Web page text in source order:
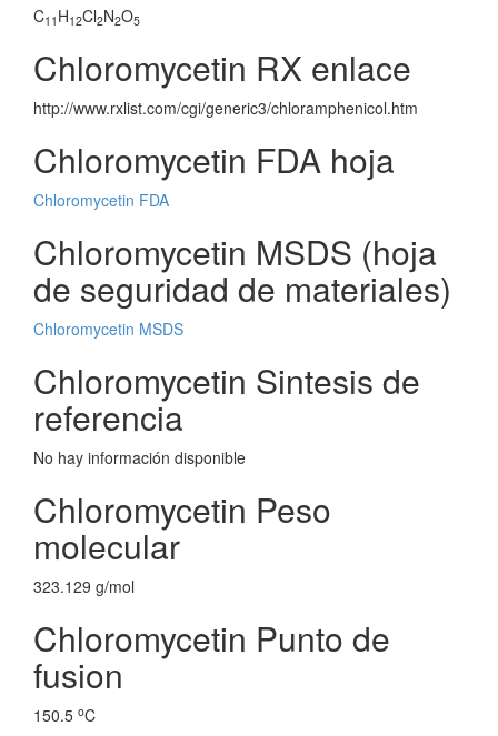
C11 H12Cl2N2O5
Chloromycetin RX enlace
http://www.rxlist.com/cgi/generic3/chloramphenicol.htm
Chloromycetin FDA hoja
Chloromycetin FDA
Chloromycetin MSDS (hoja
de seguridad de materiales)
Chloromycetin MSDS
Chloromycetin Sintesis de
referencia
No hay información disponible
Chloromycetin Peso
molecular
323.129 g/mol
Chloromycetin Punto de
fusion
150.5 oC